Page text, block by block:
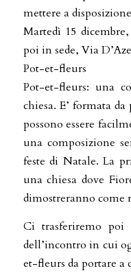
mettere a
Martedì 15
poi in sede, Via
Pot-et-fleurs
Pot-et-fleurs: una
chiesa. E’ formata
possono essere
una composizione
feste di Natale. La
una chiesa dove
dimostreranno come
Ci trasferiremo poi
dell’incontro in cui
et-fleurs da portare a